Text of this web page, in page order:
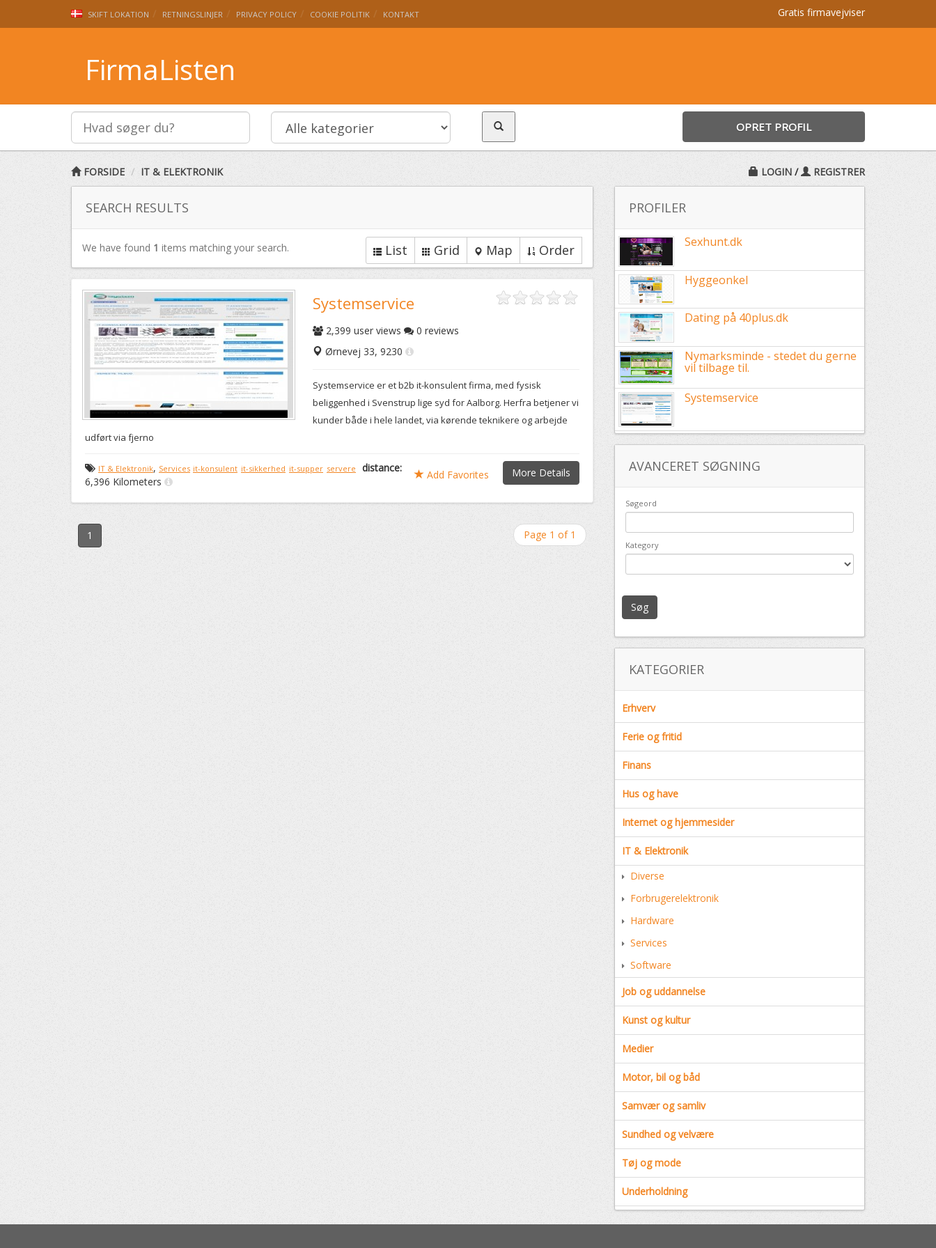
SKIFT LOKATION RETNINGSLINJER PRIVACY POLICY COOKIE POLITIK KONTAKT Gratis firmavejviser
FirmaListen
OPRET PROFIL
FORSIDE IT & ELEKTRONIK LOGIN / REGISTRER
SEARCH RESULTS
We have found 1 items matching your search. List Grid Map Order
Systemservice
2,399 user views 0 reviews
Ørnevej 33, 9230
Systemservice er et b2b it-konsulent firma, med fysisk
beliggenhed i Svenstrup lige syd for Aalborg. Herfra betjener vi
kunder både i hele landet, via kørende teknikere og arbejde
udført via fjerno
More Details
Add Favorites
IT & Elektronik, Services it-konsulent it-sikkerhed it-supper servere
distance:
6,396 Kilometers
1 Page 1 of 1
PROFILER
Sexhunt.dk
Hyggeonkel
Dating på 40plus.dk
Nymarksminde - stedet du gerne
vil tilbage til.
Systemservice
AVANCERET SØGNING
Søgeord
Kategory
Søg
KATEGORIER
Erhverv
Ferie og fritid
Finans
Hus og have
Internet og hjemmesider
IT & Elektronik
Diverse
Forbrugerelektronik
Hardware
Services
Software
Job og uddannelse
Kunst og kultur
Medier
Motor, bil og båd
Samvær og samliv
Sundhed og velvære
Tøj og mode
Underholdning